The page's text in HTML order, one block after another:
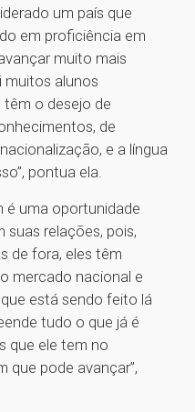
um país que
em proficiência em
muito mais
muitos alunos
o desejo de
de
e a língua
pontua ela.
é uma oportunidade
suas relações, pois,
de fora, eles têm
mercado nacional e
está sendo feito lá
tudo o que já é
que ele tem no
que pode avançar”,